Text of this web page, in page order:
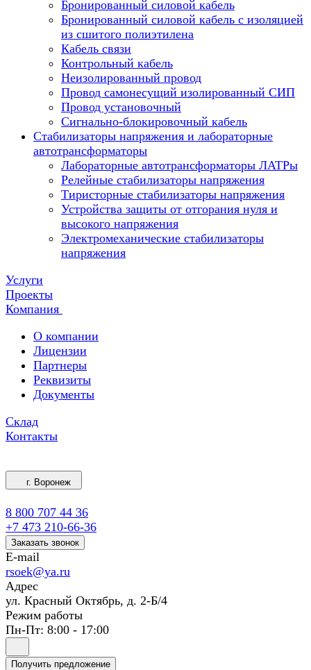
Бронированный силовой кабель
Бронированный силовой кабель с изоляцией
из сшитого полиэтилена
Кабель связи
Контрольный кабель
Неизолированный провод
Провод самонесущий изолированный СИП
Провод установочный
Сигнально-блокировочный кабель
Стабилизаторы напряжения и лабораторные
автотрансформаторы
Лабораторные автотрансформаторы ЛАТРы
Релейные стабилизаторы напряжения
Тиристорные стабилизаторы напряжения
Устройства защиты от отгорания нуля и
высокого напряжения
Электромеханические стабилизаторы
напряжения
Услуги
Проекты
Компания
О компании
Лицензии
Партнеры
Реквизиты
Документы
Склад
Контакты
г. Воронеж
8 800 707 44 36
+7 473 210-66-36
Заказать звонок
E-mail
rsoek@ya.ru
Адрес
ул. Красный Октябрь, д. 2-Б/4
Режим работы
Пн-Пт: 8:00 - 17:00
Получить предложение